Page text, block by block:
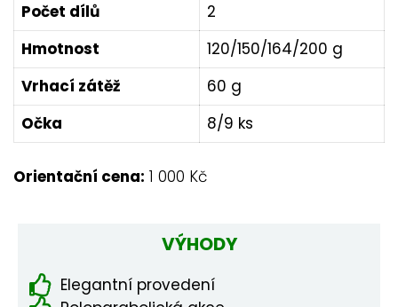
Počet dílů
2
Hmotnost
120/150/164/200 g
Vrhací zátěž
60 g
Očka
8/9 ks
Orientační cena: 1 000 Kč
VÝHODY
Elegantní provedení